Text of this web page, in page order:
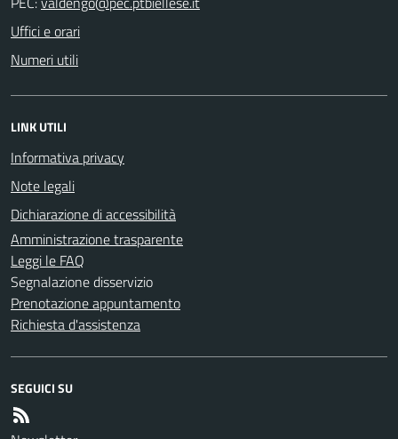
Uffici e orari
Numeri utili
LINK UTILI
Informativa privacy
Note legali
Dichiarazione di accessibilità
Amministrazione trasparente
Leggi le FAQ
Segnalazione disservizio
Prenotazione appuntamento
Richiesta d'assistenza
SEGUICI SU